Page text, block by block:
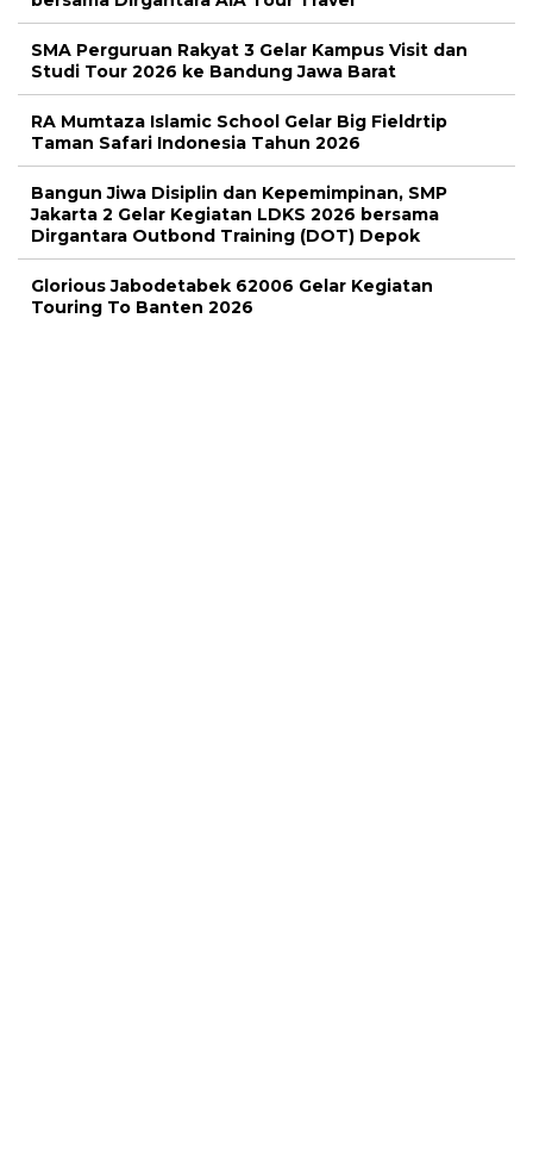
SMA Perguruan Rakyat 3 Gelar Kampus Visit dan
Studi Tour 2026 ke Bandung Jawa Barat
RA Mumtaza Islamic School Gelar Big Fieldrtip
Taman Safari Indonesia Tahun 2026
Bangun Jiwa Disiplin dan Kepemimpinan, SMP
Jakarta 2 Gelar Kegiatan LDKS 2026 bersama
Dirgantara Outbond Training (DOT) Depok
Glorious Jabodetabek 62006 Gelar Kegiatan
Touring To Banten 2026